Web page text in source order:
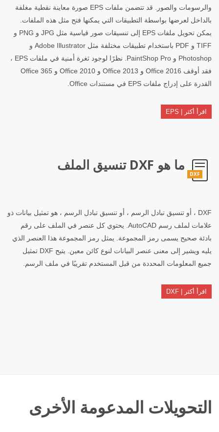
والرسومات والصور. قد تتضمن ملفات EPS صورة معاينة نقطية مغلفة
بالداخل لعرضها بواسطة التطبيقات التي يمكنها فتح مثل هذه الملفات.
يمكن تحويل ملفات EPS إلى تنسيقات صور قياسية مثل JPG و PNG و
TIFF و PDF باستخدام تطبيقات مختلفة مثل Adobe Illustrator و
Photoshop و PaintShop Pro. نظرًا لوجود ثغرة أمنية في ملفات EPS ،
فقد أوقف Office 2016 و Office 2013 و Office 2010 و Office 365
القدرة على إدراج ملفات EPS في مستندات Office.
اقرأ أكثر | EPS
DXF
ما هو DXF تنسيق الملف
DXF ، أو تنسيق تبادل الرسم ، أو تنسيق تبادل الرسم ، هو تمثيل بيانات ذو
علامات لملف رسم AutoCAD. يحتوي كل عنصر في الملف على رقم
بادئة صحيح يسمى رمز المجموعة. يمثل رمز المجموعة هذا العنصر الذي
يليه ويشير إلى معنى عنصر البيانات لنوع كائن معين. يتيح DXF تمثيل
جميع المعلومات المحددة من قبل المستخدم تقريبًا في ملف الرسم.
اقرأ أكثر | DXF
التحويلات المدعومة الأخرى